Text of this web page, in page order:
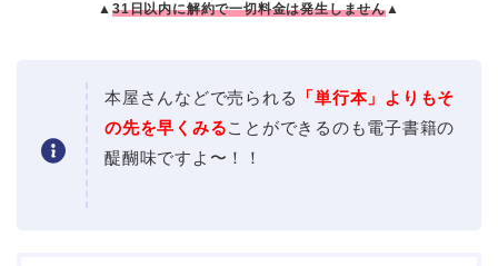
▲ 31日以内に解約で一切料金は発生しません▲
本屋さんなどで売られる
「単行本」よりもそ
の先を早くみることができるのも電子書籍の
醍醐味ですよ〜！！